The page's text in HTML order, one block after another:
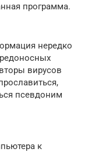
программа.
нередко
вирусов
псевдоним
к